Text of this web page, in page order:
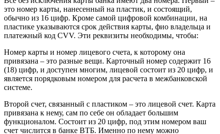
это номер карты, нанесенный на пластик, и состоящий,
обычно из 16 цифр. Кроме самой цифровой комбинации, на
пластике указываются срок действия карты, фио владельца и
платежный код CVV. Эти реквизиты необходимы, чтобы:
Номер карты и номер лицевого счета, к которому она
привязана – это разные вещи. Карточный номер содержит 16
(18) цифр, и доступен многим, лицевой состоит из 20 цифр, и
является порядковым номером для расчета в межбанковской
системе.
Второй счет, связанный с пластиком – это лицевой счет. Карта
привязана к нему, сам по себе он обладает большим
функционалом. Состоит из 20 цифр, под этим номером ваш
счет числится в банке ВТБ. Именно по нему можно